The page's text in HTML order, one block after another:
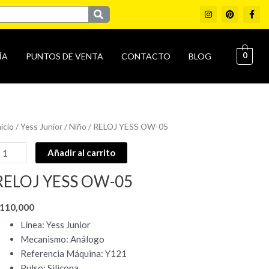
I
n
g
r
P
i
F
a
o
k
f
PUNTOS DE VENTA CONTACTO BLOG 0
/Yess Junior/Niño / RELOJ YESS OW-05
Añadir al carrito
YESS OW-05
110,000
Línea: Yess Junior
Mecanismo: Análogo
Referencia Máquina: Y121